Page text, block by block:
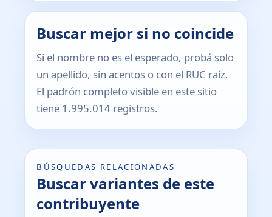
Buscar mejor si no coincide
Si el nombre no es el esperado, probá solo
un apellido, sin acentos o con el RUC raíz.
El padrón completo visible en este sitio
tiene 1.995.014 registros.
BÚSQUEDAS RELACIONADAS
Buscar variantes de este
contribuyente